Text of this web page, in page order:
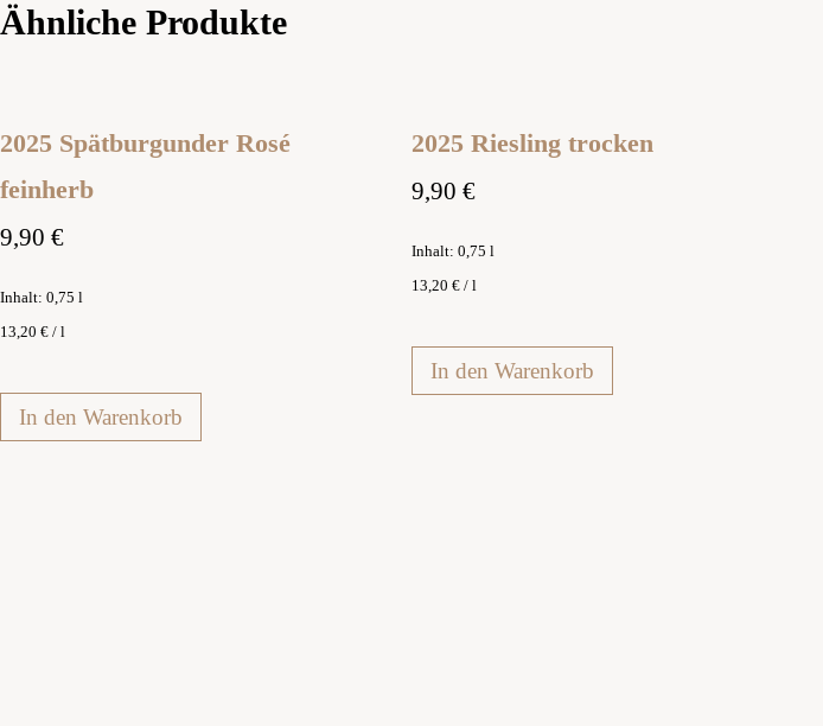
Ähnliche Produkte
2025 Spätburgunder Rosé
feinherb
9,90 €
Inhalt: 0,75 l
13,20 € / l
In den Warenkorb
2025 Riesling trocken
9,90€
Inhalt: 0,75l
13,20€ /l
In den Warenkorb